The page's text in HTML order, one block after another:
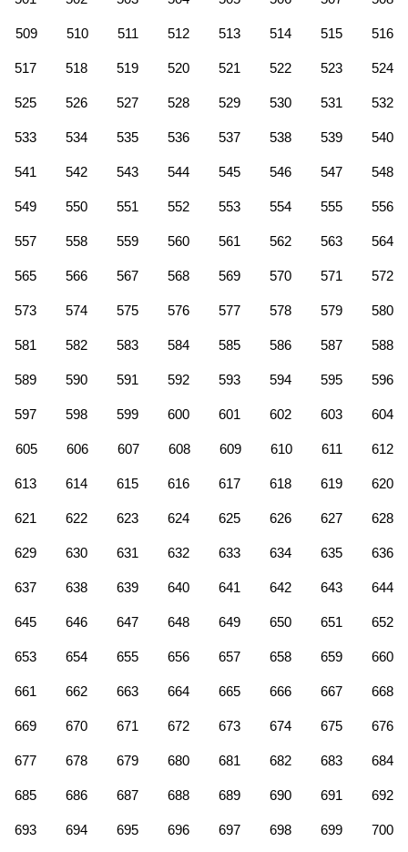
509 510 511 512 513 514 515 516
517 518 519 520 521 522 523 524
525 526 527 528 529 530 531 532
533 534 535 536 537 538 539 540
541 542 543 544 545 546 547 548
549 550 551 552 553 554 555 556
557 558 559 560 561 562 563 564
565 566 567 568 569 570 571 572
573 574 575 576 577 578 579 580
581 582 583 584 585 586 587 588
589 590 591 592 593 594 595 596
597 598 599 600 601 602 603 604
605 606 607 608 609 610 611 612
613 614 615 616 617 618 619 620
621 622 623 624 625 626 627 628
629 630 631 632 633 634 635 636
637 638 639 640 641 642 643 644
645 646 647 648 649 650 651 652
653 654 655 656 657 658 659 660
661 662 663 664 665 666 667 668
669 670 671 672 673 674 675 676
677 678 679 680 681 682 683 684
685 686 687 688 689 690 691 692
693 694 695 696 697 698 699 700